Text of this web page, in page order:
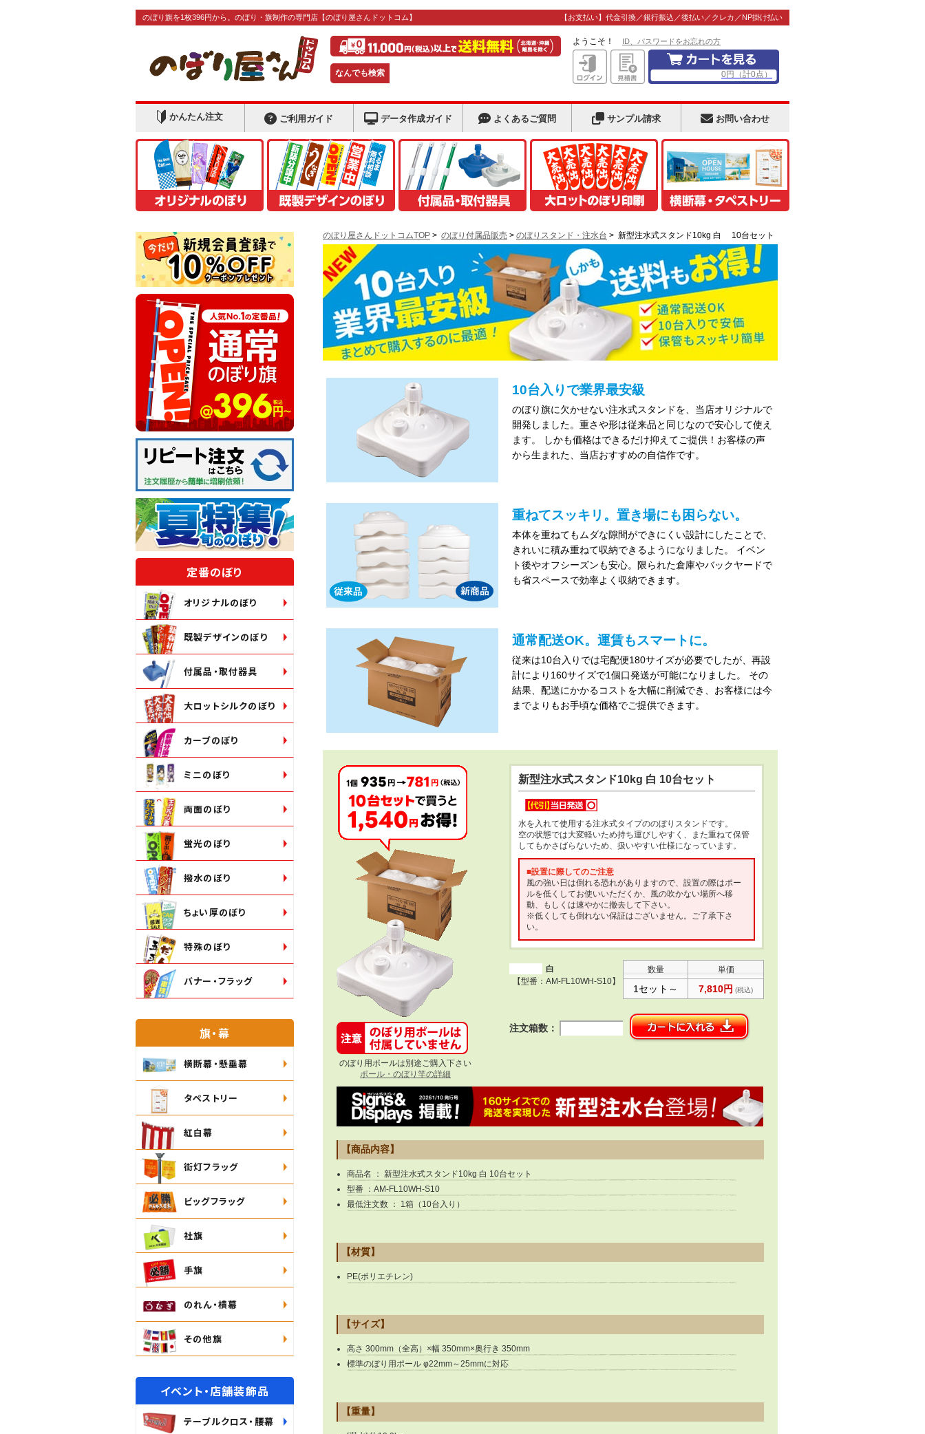
のぼり旗を1枚396円から。のぼり・旗制作の専門店 【のぼり屋さんドットコム】 【お支払い】代金引換／銀行振込／後払い／クレカ／NP掛け払い
なんでも検索
ようこそ！ ID、パスワードをお忘れの方
0円 （計0点）
かんたん注文 ご利用ガイド データ作成ガイド よくあるご質問 サンプル請求 お問い合わせ
のぼり屋さんドットコムTOP > のぼり付属品販売 > のぼりスタンド・注水台 > 新型注水式スタンド10kg 白 10台セット
10台入りで業界最安級
のぼり旗に欠かせない注水式スタンドを、当店オリジナルで
開発しました。重さや形は従来品と同じなので安心して使え
ます。 しかも価格はできるだけ抑えてご提供！お客様の声
から生まれた、当店おすすめの自信作です。
重ねてスッキリ。置き場にも困らない。
本体を重ねてもムダな隙間ができにくい設計にしたことで、
きれいに積み重ねて収納できるようになりました。 イベン
ト後やオフシーズンも安心。限られた倉庫やバックヤードで
も省スペースで効率よく収納できます。
通常配送OK。運賃もスマートに。
従来は10台入りでは宅配便180サイズが必要でしたが、再設
計により160サイズで1個口発送が可能になりました。 その
結果、配送にかかるコストを大幅に削減でき、お客様には今
までよりもお手頃な価格でご提供できます。
新型注水式スタンド10kg 白 10台セット
水を入れて使用する注水式タイプののぼりスタンドです。
空の状態では大変軽いため持ち運びしやすく、また重ねて保管
してもかさばらないため、扱いやすい仕様になっています。
■設置に際してのご注意
風の強い日は倒れる恐れがありますので、設置の際はポー
ルを低くしてお使いいただくか、風の吹かない場所へ移
動、もしくは速やかに撤去して下さい。
※低くしても倒れない保証はございません。ご了承下さ
い。
のぼり用ポールは別途ご購入下さい
ポール・のぼり竿の詳細
数量 単価
1セット～ 7,810円 (税込)
白
【型番：AM-FL10WH-S10】
注文箱数：
【商品内容】
商品名 ： 新型注水式スタンド10kg 白 10台セット
型番 ：AM-FL10WH-S10
最低注文数 ： 1箱（10台入り）
【材質】
PE(ポリエチレン)
【サイズ】
高さ 300mm（全高）×幅 350mm×奥行き 350mm
標準のぼり用ポール φ22mm～25mmに対応
【重量】
定番のぼり
オリジナルのぼり
既製デザインのぼり
付属品・取付器具
大ロットシルクのぼり
カーブのぼり
ミニのぼり
両面のぼり
蛍光のぼり
撥水のぼり
ちょい厚のぼり
特殊のぼり
バナー・フラッグ
旗・幕
横断幕・懸垂幕
タペストリー
紅白幕
街灯フラッグ
ビッグフラッグ
社旗
手旗
のれん・横幕
その他旗
イベント・店舗装飾品
テーブルクロス・腰幕